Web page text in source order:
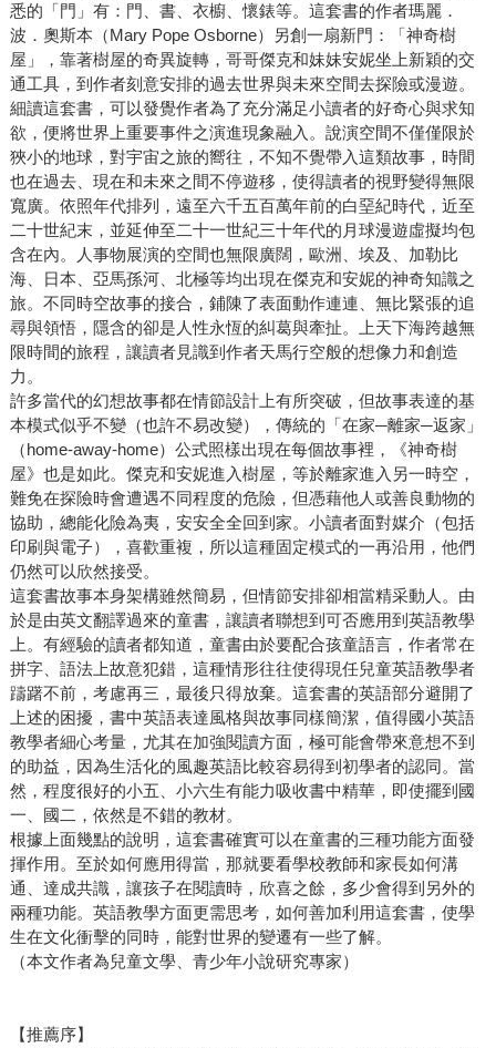
悉的「門」有：門、書、衣櫥、懷錶等。這套書的作者瑪麗．
波．奧斯本（Mary Pope Osborne）另創一扇新門：「神奇樹
屋」，靠著樹屋的奇異旋轉，哥哥傑克和妹妹安妮坐上新穎的交
通工具，到作者刻意安排的過去世界與未來空間去探險或漫遊。
細讀這套書，可以發覺作者為了充分滿足小讀者的好奇心與求知
欲，便將世界上重要事件之演進現象融入。說演空間不僅僅限於
狹小的地球，對宇宙之旅的嚮往，不知不覺帶入這類故事，時間
也在過去、現在和未來之間不停遊移，使得讀者的視野變得無限
寬廣。依照年代排列，遠至六千五百萬年前的白堊紀時代，近至
二十世紀末，並延伸至二十一世紀三十年代的月球漫遊虛擬均包
含在內。人事物展演的空間也無限廣闊，歐洲、埃及、加勒比
海、日本、亞馬孫河、北極等均出現在傑克和安妮的神奇知識之
旅。不同時空故事的接合，鋪陳了表面動作連連、無比緊張的追
尋與領悟，隱含的卻是人性永恆的糾葛與牽扯。上天下海跨越無
限時間的旅程，讓讀者見識到作者天馬行空般的想像力和創造
力。
許多當代的幻想故事都在情節設計上有所突破，但故事表達的基
本模式似乎不變（也許不易改變），傳統的「在家─離家─返家」
（home-away-home）公式照樣出現在每個故事裡，《神奇樹
屋》也是如此。傑克和安妮進入樹屋，等於離家進入另一時空，
難免在探險時會遭遇不同程度的危險，但憑藉他人或善良動物的
協助，總能化險為夷，安安全全回到家。小讀者面對媒介（包括
印刷與電子），喜歡重複，所以這種固定模式的一再沿用，他們
仍然可以欣然接受。
這套書故事本身架構雖然簡易，但情節安排卻相當精采動人。由
於是由英文翻譯過來的童書，讓讀者聯想到可否應用到英語教學
上。有經驗的讀者都知道，童書由於要配合孩童語言，作者常在
拼字、語法上故意犯錯，這種情形往往使得現任兒童英語教學者
躊躇不前，考慮再三，最後只得放棄。這套書的英語部分避開了
上述的困擾，書中英語表達風格與故事同樣簡潔，值得國小英語
教學者細心考量，尤其在加強閱讀方面，極可能會帶來意想不到
的助益，因為生活化的風趣英語比較容易得到初學者的認同。當
然，程度很好的小五、小六生有能力吸收書中精華，即使擺到國
一、國二，依然是不錯的教材。
根據上面幾點的說明，這套書確實可以在童書的三種功能方面發
揮作用。至於如何應用得當，那就要看學校教師和家長如何溝
通、達成共識，讓孩子在閱讀時，欣喜之餘，多少會得到另外的
兩種功能。英語教學方面更需思考，如何善加利用這套書，使學
生在文化衝擊的同時，能對世界的變遷有一些了解。
（本文作者為兒童文學、青少年小說研究專家）
【推薦序】